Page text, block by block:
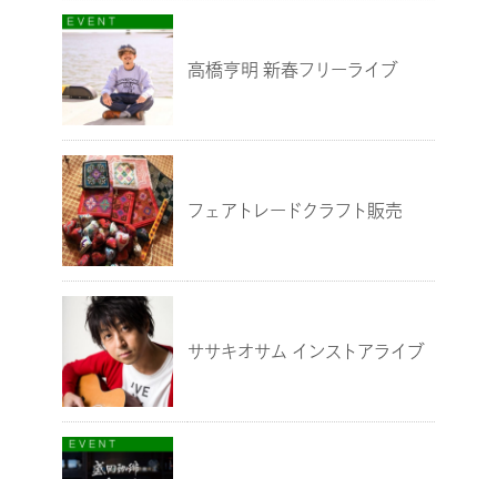
高橋亨明 新春フリーライブ
フェアトレードクラフト販売
ササキオサム インストアライブ